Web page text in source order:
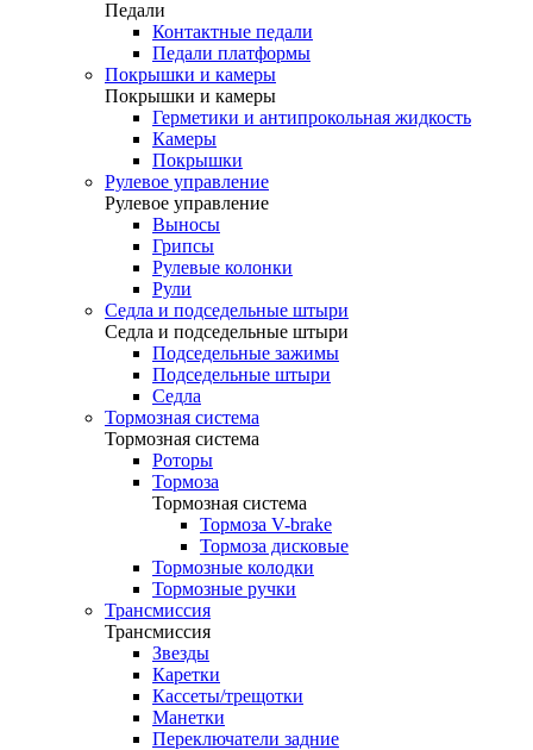
Педали
Контактные педали
Педали платформы
Покрышки и камеры
Покрышки и камеры
Герметики и антипрокольная жидкость
Камеры
Покрышки
Рулевое управление
Рулевое управление
Выносы
Грипсы
Рулевые колонки
Рули
Седла и подседельные штыри
Седла и подседельные штыри
Подседельные зажимы
Подседельные штыри
Седла
Тормозная система
Тормозная система
Роторы
Тормоза
Тормозная система
Тормоза V-brake
Тормоза дисковые
Тормозные колодки
Тормозные ручки
Трансмиссия
Трансмиссия
Звезды
Каретки
Кассеты/трещотки
Манетки
Переключатели задние